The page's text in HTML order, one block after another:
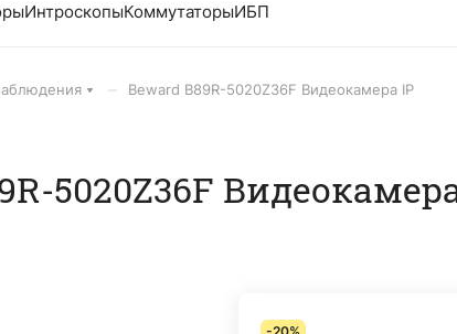
ИнтроскопыКоммутаторыИБП
Beward B89R-5020Z36F Видеокамера IP
5020Z36F